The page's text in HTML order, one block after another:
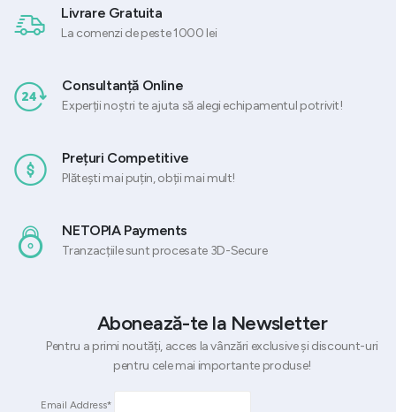
Livrare Gratuita
La comenzi de peste 1000 lei
Consultanță Online
Experții noștri te ajuta să alegi echipamentul potrivit!
Prețuri Competitive
Plătești mai puțin, obții mai mult!
NETOPIA Payments
Tranzacțiile sunt procesate 3D-Secure
Abonează-te la Newsletter
Pentru a primi noutăți, acces la vânzări exclusive și discount-uri
pentru cele mai importante produse!
Email Address*